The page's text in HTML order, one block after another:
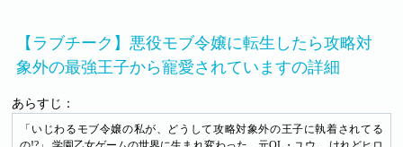
【ラブチーク】悪役モブ令嬢に転生したら攻略対
象外の最強王子から寵愛されていますの詳細
あらすじ：
「いじわるモブ令嬢の私が、どうして攻略対象外の王子に執着されてる